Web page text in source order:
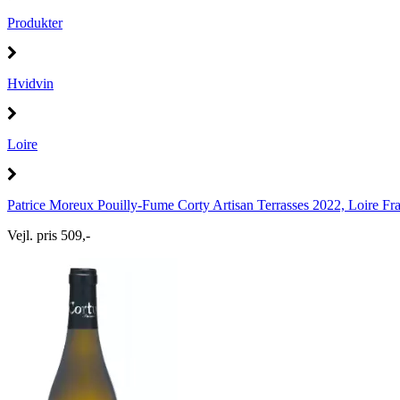
Produkter
Hvidvin
Loire
Patrice Moreux Pouilly-Fume Corty Artisan Terrasses 2022, Loire
Vejl. pris 509,-